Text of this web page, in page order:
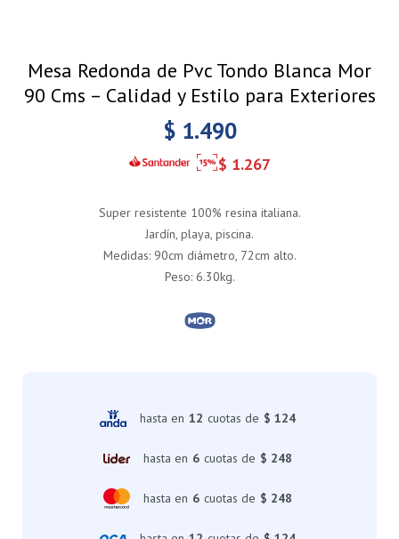
Mesa Redonda de Pvc Tondo Blanca Mor
90 Cms – Calidad y Estilo para Exteriores
$ 1.490
$ 1.267
Super resistente 100% resina italiana.
Jardín, playa, piscina.
Medidas: 90cm diámetro, 72cm alto.
Peso: 6.30kg.
hasta en 12 cuotas de $ 124
hasta en 6 cuotas de $ 248
hasta en 6 cuotas de $ 248